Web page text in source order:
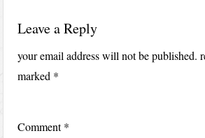
Leave a Reply
your email address will not be published.
marked *
Comment*